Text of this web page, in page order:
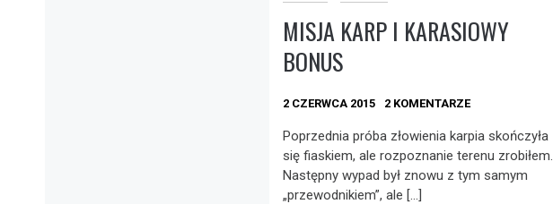
MISJA KARP I KARASIOWY
BONUS
2 CZERWCA 2015 2 KOMENTARZE
Poprzednia próba złowienia karpia skończyła
się fiaskiem, ale rozpoznanie terenu zrobiłem.
Następny wypad był znowu z tym samym
„przewodnikiem”, ale […]